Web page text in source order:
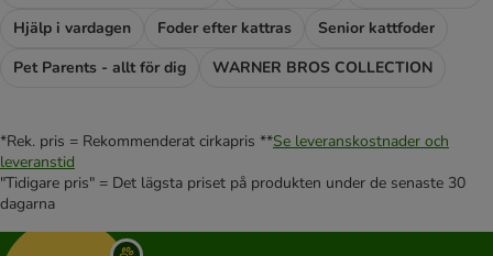
Hjälp i vardagen
Foder efter kattras
Senior kattfoder
Pet Parents - allt för dig
WARNER BROS COLLECTION
*Rek. pris = Rekommenderat cirkapris **Se leveranskostnader och
leveranstid
"Tidigare pris" = Det lägsta priset på produkten under de senaste 30
dagarna